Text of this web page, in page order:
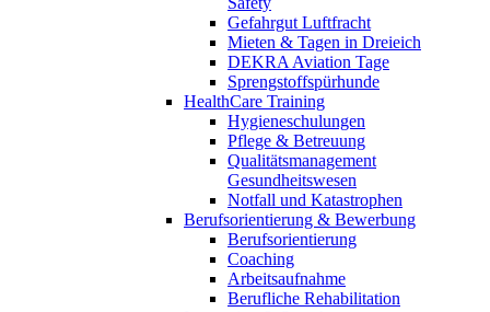
Gefahrgut Luftfracht
Mieten & Tagen in Dreieich
DEKRA Aviation Tage
Sprengstoffspürhunde
HealthCare Training
Hygieneschulungen
Pflege & Betreuung
Qualitätsmanagement
Gesundheitswesen
Notfall und Katastrophen
Berufsorientierung & Bewerbung
Berufsorientierung
Coaching
Arbeitsaufnahme
Berufliche Rehabilitation